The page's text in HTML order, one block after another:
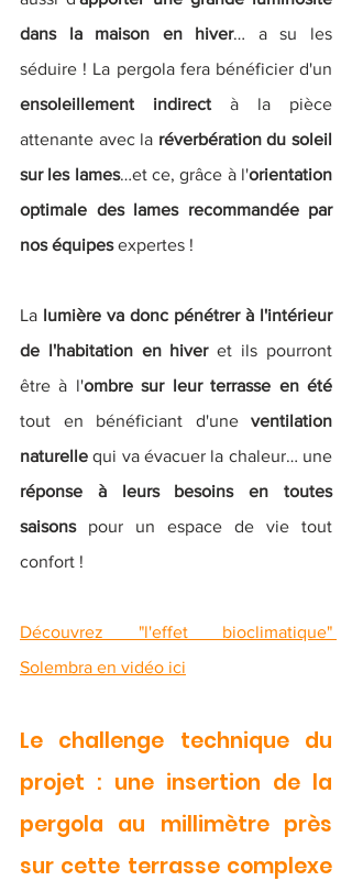
dans la maison en hiver… a su les
ensoleillement indirect à la pièce
attenante avec la réverbération du soleil
sur les lames…et ce, grâce à l'orientation
optimale des lames recommandée par
nos équipes expertes !
La lumière va donc pénétrer à l'intérieur
de l'habitation en hiver et ils pourront
être à l'ombre sur leur terrasse en été
tout en bénéficiant d'une ventilation
naturelle
réponse à leurs besoins en toutes
saisons pour un espace de vie tout
confort !
Découvrez "l'effet bioclimatique"
Solembra en vidéo ici
Le challenge technique du
projet : une insertion de la
pergola au millimètre près
sur cette terrasse complexe